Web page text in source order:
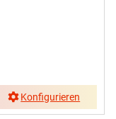
Konfigurieren